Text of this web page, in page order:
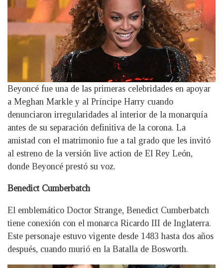
Beyoncé fue una de las primeras celebridades en apoyar
a Meghan Markle y al Príncipe Harry cuando
denunciaron irregularidades al interior de la monarquía
antes de su separación definitiva de la corona. La
amistad con el matrimonio fue a tal grado que les invitó
al estreno de la versión live action de El Rey León,
donde Beyoncé prestó su voz.
Benedict Cumberbatch
El emblemático Doctor Strange, Benedict Cumberbatch
tiene conexión con el monarca Ricardo III de Inglaterra.
Este personaje estuvo vigente desde 1483 hasta dos años
después, cuando murió en la Batalla de Bosworth.